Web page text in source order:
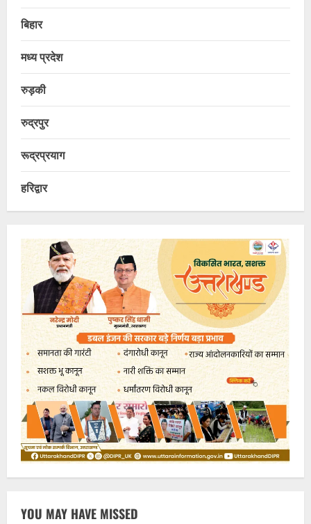
बिहार
मध्य प्रदेश
रुड़की
रुद्रपुर
रूद्रप्रयाग
हरिद्वार
YOU MAY HAVE MISSED